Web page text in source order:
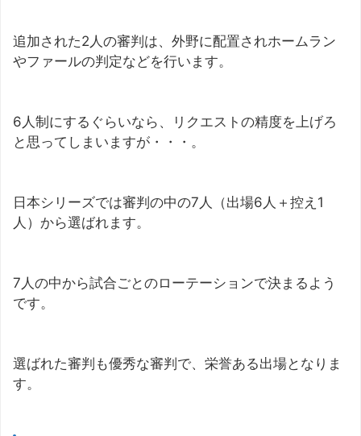
追加された2人の審判は、外野に配置されホームラン
やファールの判定などを行います。
6人制にするぐらいなら、リクエストの精度を上げろ
と思ってしまいますが・・・。
日本シリーズでは審判の中の7人（出場6人＋控え1
人）から選ばれます。
7人の中から試合ごとのローテーションで決まるよう
です。
選ばれた審判も優秀な審判で、栄誉ある出場となりま
す。